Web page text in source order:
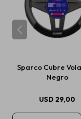
Sparco Cubre
Negro
USD 29,00